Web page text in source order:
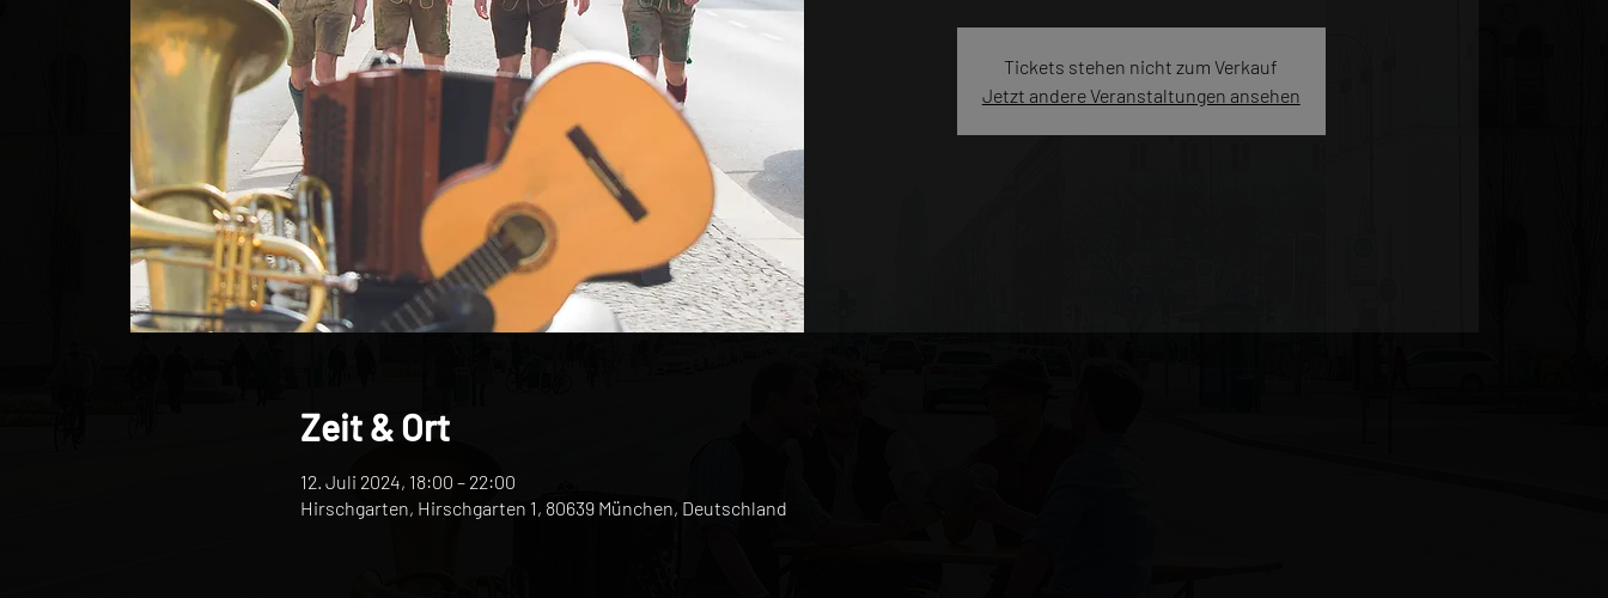
Tickets stehen nicht zum Verkauf
Jetzt andere Veranstaltungen ansehen
Zeit & Ort
12. Juli 2024, 18:00 – 22:00
Hirschgarten, Hirschgarten 1, 80639 München, Deutschland